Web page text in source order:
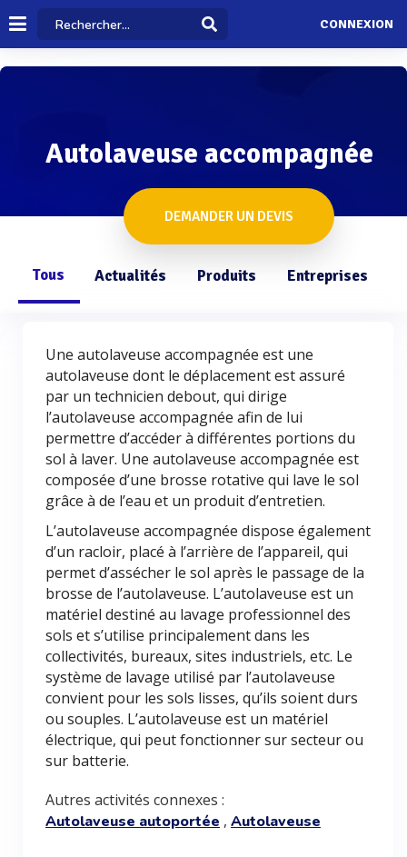
CONNEXION
Autolaveuse accompagnée
DEMANDER UN DEVIS
Tous Actualités Produits Entreprises
Une autolaveuse accompagnée est une
autolaveuse dont le déplacement est assuré
par un technicien debout, qui dirige
l’autolaveuse accompagnée afin de lui
permettre d’accéder à différentes portions du
sol à laver. Une autolaveuse accompagnée est
composée d’une brosse rotative qui lave le sol
grâce à de l’eau et un produit d’entretien.
L’autolaveuse accompagnée dispose également
d’un racloir, placé à l’arrière de l’appareil, qui
permet d’assécher le sol après le passage de la
brosse de l’autolaveuse. L’autolaveuse est un
matériel destiné au lavage professionnel des
sols et s’utilise principalement dans les
collectivités, bureaux, sites industriels, etc. Le
système de lavage utilisé par l’autolaveuse
convient pour les sols lisses, qu’ils soient durs
ou souples. L’autolaveuse est un matériel
électrique, qui peut fonctionner sur secteur ou
sur batterie.
Autres activités connexes :
Autolaveuse autoportée , Autolaveuse